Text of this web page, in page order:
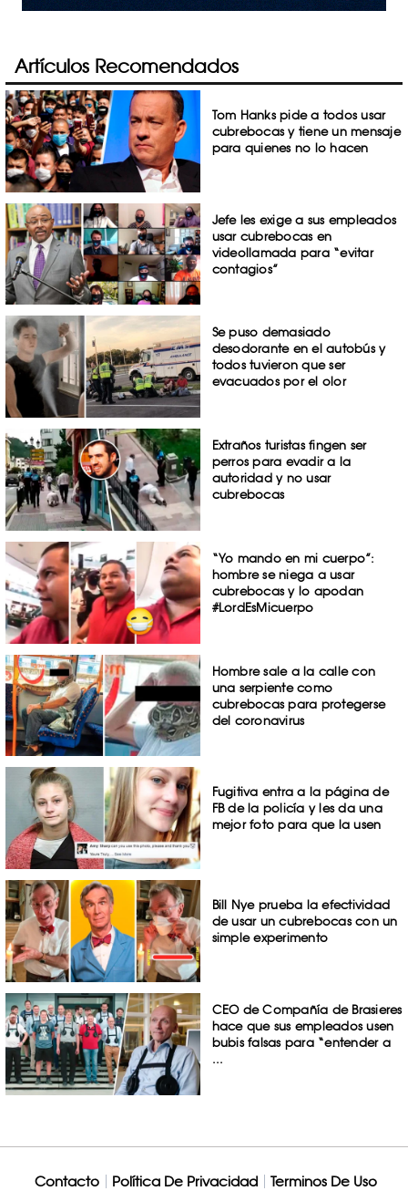
Artículos Recomendados
Tom Hanks pide a todos usar
cubrebocas y tiene un mensaje
para quienes no lo hacen
Jefe les exige a sus empleados
usar cubrebocas en
videollamada para “evitar
contagios”
Se puso demasiado
desodorante en el autobús y
todos tuvieron que ser
evacuados por el olor
Extraños turistas fingen ser
perros para evadir a la
autoridad y no usar
cubrebocas
“Yo mando en mi cuerpo”:
hombre se niega a usar
cubrebocas y lo apodan
#LordEsMicuerpo
Hombre sale a la calle con
una serpiente como
cubrebocas para protegerse
del coronavirus
Fugitiva entra a la página de
FB de la policía y les da una
mejor foto para que la usen
Bill Nye prueba la efectividad
de usar un cubrebocas con un
simple experimento
CEO de Compañía de Brasieres
hace que sus empleados usen
bubis falsas para “entender a
...
Contacto Política De Privacidad Terminos De Uso